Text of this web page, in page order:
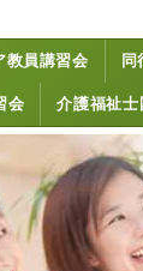
教員講習会 同
会 介護福祉士